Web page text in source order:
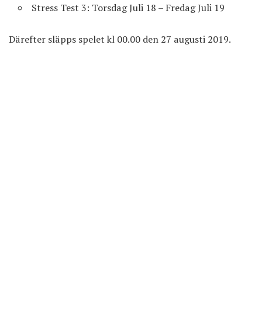
Stress Test 3: Torsdag Juli 18 – Fredag Juli 19
Därefter släpps spelet kl 00.00 den 27 augusti 2019.